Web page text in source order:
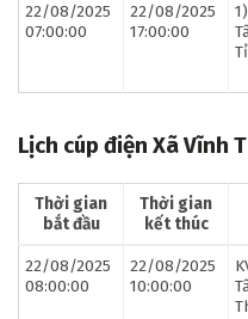
22/08/2025
07:00:00
22/08/2025
17:00:00
Lịch cúp điện Xã Vĩnh
Thời gian
bắt đầu
Thời gian
kết thúc
22/08/2025
08:00:00
22/08/2025
10:00:00